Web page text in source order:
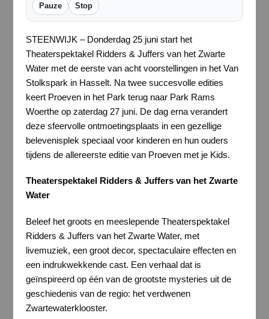
Pauze Stop
STEENWIJK – Donderdag 25 juni start het
Theaterspektakel Ridders & Juffers van het Zwarte
Water met de eerste van acht voorstellingen in het Van
Stolkspark in Hasselt. Na twee succesvolle edities
keert Proeven in het Park terug naar Park Rams
Woerthe op zaterdag 27 juni. De dag erna verandert
deze sfeervolle ontmoetingsplaats in een gezellige
belevenisplek speciaal voor kinderen en hun ouders
tijdens de allereerste editie van Proeven met je Kids.
Theaterspektakel Ridders & Juffers van het Zwarte
Water
Beleef het groots en meeslepende Theaterspektakel
Ridders & Juffers van het Zwarte Water, met
livemuziek, een groot decor, spectaculaire effecten en
een indrukwekkende cast. Een verhaal dat is
geïnspireerd op één van de grootste mysteries uit de
geschiedenis van de regio: het verdwenen
Zwartewaterklooster.